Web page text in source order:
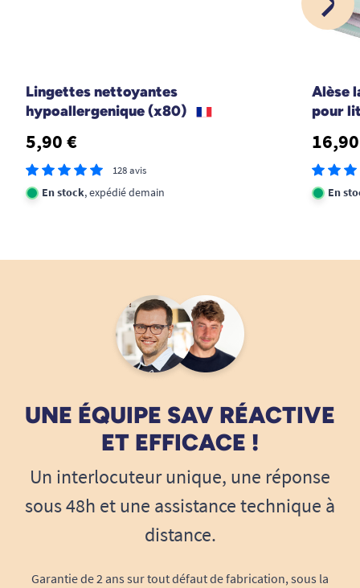
Lingettes nettoyantes
hypoallergenique (x80)
5,90 €
128 avis
En stock, expédié demain
Alèse
pour
En
UNE ÉQUIPE SAV RÉACTIVE
ET EFFICACE !
Un interlocuteur unique, une réponse
sous 48h et une assistance technique à
distance.
Garantie de 2 ans sur tout défaut de fabrication, sous la